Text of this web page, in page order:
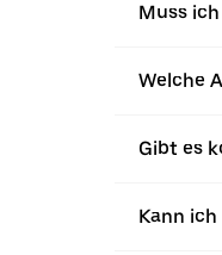
Muss
Welche
Gibt es
Kann